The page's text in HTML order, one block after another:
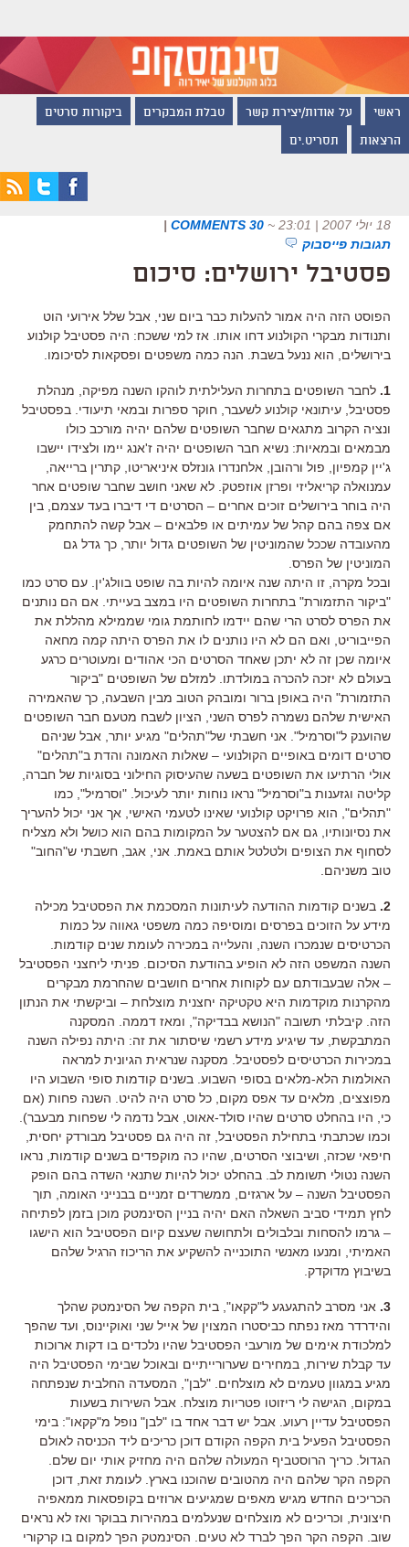
ראשי על אודות/יצירת קשר טבלת המבקרים ביקורות סרטים
הרצאות תסריט.ים
18 יולי 2007 | 23:01 ~
30 COMMENTS
|
תגובות פייסבוק
פסטיבל ירושלים: סיכום
הפוסט הזה היה אמור להעלות כבר ביום שני, אבל שלל אירועי הוט
ותנודות מבקרי הקולנוע דחו אותו. אז למי ששכח: היה פסטיבל קולנוע
בירושלים, הוא ננעל בשבת. הנה כמה משפטים ופסקאות לסיכומו.
1. לחבר השופטים בתחרות העלילתית לוהקו השנה מפיקה, מנהלת
פסטיבל, עיתונאי קולנוע לשעבר, חוקר ספרות ובמאי תיעודי. בפסטיבל
ונציה הקרוב מתגאים שחבר השופטים שלהם יהיה מורכב כולו
מבמאים ובמאיות: נשיא חבר השופטים יהיה ז'אנג יימו ולצידו יישבו
ג'יין קמפיון, פול ורהובן, אלחנדרו גונזלס איניאריטו, קתרין ברייאה,
עמנואלה קריאליזי ופרזן אוזפטק. לא שאני חושב שחבר שופטים אחר
היה בוחר בירושלים זוכים אחרים – הסרטים די דיברו בעד עצמם, בין
אם צפה בהם קהל של עמיתים או פלבאים – אבל קשה להתחמק
מהעובדה שככל שהמוניטין של השופטים גדול יותר, כך גדל גם
המוניטין של הפרס.
ובכל מקרה, זו היתה שנה איומה להיות בה שופט בוולג'ין. עם סרט כמו
"ביקור התזמורת" בתחרות השופטים היו במצב בעייתי. אם הם נותנים
את הפרס לסרט הרי שהם יידמו לחותמת גומי שממילא מהללת את
הפייבוריט, ואם הם לא היו נותנים לו את הפרס היתה קמה מחאה
איומה שכן זה לא יתכן שאחד הסרטים הכי אהודים ומעוטרים כרגע
בעולם לא יזכה להכרה במולדתו. למזלם של השופטים "ביקור
התזמורת" היה באופן ברור ומובהק הטוב מבין השבעה, כך שהאמירה
האישית שלהם נשמרה לפרס השני, הציון לשבח מטעם חבר השופטים
שהוענק ל"וסרמיל". אני חשבתי של"תהלים" מגיע יותר, אבל שניהם
סרטים דומים באופיים הקולנועי – שאלות האמונה והדת ב"תהלים"
אולי הרתיעו את השופטים בשעה שהעיסוק החילוני בסוגיות של חברה,
קליטה וגזענות ב"וסרמיל" נראו נוחות יותר לעיכול. "וסרמיל", כמו
"תהלים", הוא פרויקט קולנועי שאינו לטעמי האישי, אך אני יכול להעריך
את נסיונותיו, גם אם להצטער על המקומות בהם הוא כושל ולא מצליח
לסחוף את הצופים ולטלטל אותם באמת. אני, אגב, חשבתי ש"החוב"
טוב משניהם.
2. בשנים קודמות ההודעה לעיתונות המסכמת את הפסטיבל מכילה
מידע על הזוכים בפרסים ומוסיפה כמה משפטי גאווה על כמות
הכרטיסים שנמכרו השנה, והעלייה במכירה לעומת שנים קודמות.
השנה המשפט הזה לא הופיע בהודעת הסיכום. פניתי ליחצני הפסטיבל
– אלה שבעבודתם עם לקוחות אחרים חושבים שהחרמת מבקרים
מהקרנות מוקדמות היא טקטיקה יחצנית מוצלחת – וביקשתי את הנתון
הזה. קיבלתי תשובה "הנושא בבדיקה", ומאז דממה. המסקנה
המתבקשת, עד שיגיע מידע רשמי שיסתור את זה: היתה נפילה השנה
במכירות הכרטיסים לפסטיבל. מסקנה שנראית הגיונית למראה
האולמות הלא-מלאים בסופי השבוע. בשנים קודמות סופי השבוע היו
מפוצצים, מלאים עד אפס מקום, כל סרט היה להיט. השנה פחות (אם
כי, היו בהחלט סרטים שהיו סולד-אאוט, אבל נדמה לי שפחות מבעבר).
וכמו שכתבתי בתחילת הפסטיבל, זה היה גם פסטיבל מבורדק יחסית,
חיפאי שכזה, ושיבוצי הסרטים, שהיו כה מוקפדים בשנים קודמות, נראו
השנה נטולי תשומת לב. בהחלט יכול להיות שתנאי השדה בהם הופק
הפסטיבל השנה – על ארגזים, ממשרדים זמניים בבנייני האומה, תוך
לחץ תמידי סביב השאלה האם יהיה בניין הסינמטק מוכן בזמן לפתיחה
– גרמו להסחות ובלבולים ולתחושה שעצם קיום הפסטיבל הוא הישגו
האמיתי, ומנעו מאנשי התוכנייה להשקיע את הריכוז הרגיל שלהם
בשיבוץ מדוקדק.
3. אני מסרב להתגעגע ל"קקאו", בית הקפה של הסינמטק שהלך
והידרדר מאז נפתח כביסטרו המצוין של אייל שני ואוקיינוס, ועד שהפך
למלכודת אימים של מורעבי הפסטיבל שהיו נלכדים בו דקות ארוכות
עד קבלת שירות, במחירים שערורייתיים ובאוכל שבימי הפסטיבל היה
מגיע במגוון טעמים לא מוצלחים. "לבן", המסעדה החלבית שנפתחה
במקום, הגישה לי ריזוטו פטריות מוצלח. אבל השירות בשעות
הפסטיבל עדיין רעוע. אבל יש דבר אחד בו "לבן" נופל מ"קקאו": בימי
הפסטיבל הפעיל בית הקפה הקודם דוכן כריכים ליד הכניסה לאולם
הגדול. כריך הרוסטביף המעולה שלהם היה מחזיק אותי יום שלם.
הקפה הקר שלהם היה מהטובים שהוכנו בארץ. לעומת זאת, דוכן
הכריכים החדש מגיש מאפים שמגיעים ארוזים בקופסאות ממאפיה
חיצונית, וכריכים לא מוצלחים שנעלמים במהירות בבוקר ואז לא נראים
שוב. הקפה הקר הפך לברד לא טעים. הסינמטק הפך למקום בו קרקורי